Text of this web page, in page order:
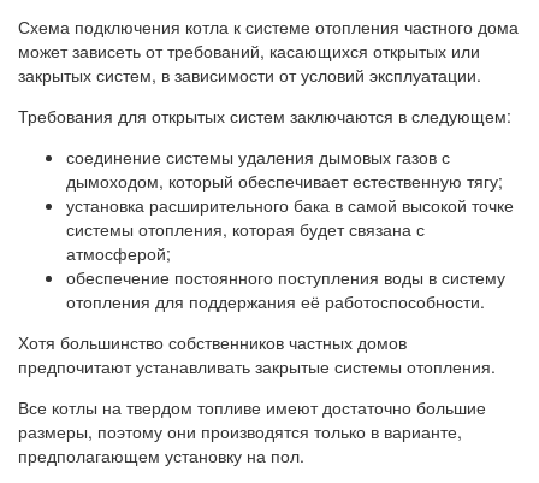
Схема подключения котла к системе отопления частного дома
может зависеть от требований, касающихся открытых или
закрытых систем, в зависимости от условий эксплуатации.
Требования для открытых систем заключаются в следующем:
соединение системы удаления дымовых газов с
дымоходом, который обеспечивает естественную тягу;
установка расширительного бака в самой высокой точке
системы отопления, которая будет связана с
атмосферой;
обеспечение постоянного поступления воды в систему
отопления для поддержания её работоспособности.
Хотя большинство собственников частных домов
предпочитают устанавливать закрытые системы отопления.
Все котлы на твердом топливе имеют достаточно большие
размеры, поэтому они производятся только в варианте,
предполагающем установку на пол.